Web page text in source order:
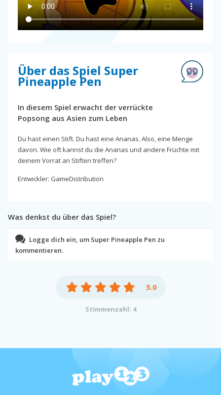
Über das Spiel Super
Pineapple Pen
In diesem Spiel erwacht der verrückte
Popsong aus Asien zum Leben
Du hast einen Stift. Du hast eine Ananas. Also, eine Menge
davon. Wie oft kannst du die Ananas und andere Früchte mit
deinem Vorrat an Stiften treffen?
Entwickler: GameDistribution
Was denkst du über das Spiel?
Logge dich ein, um Super Pineapple Pen zu
kommentieren.
5.0
Stimmenzahl: 4